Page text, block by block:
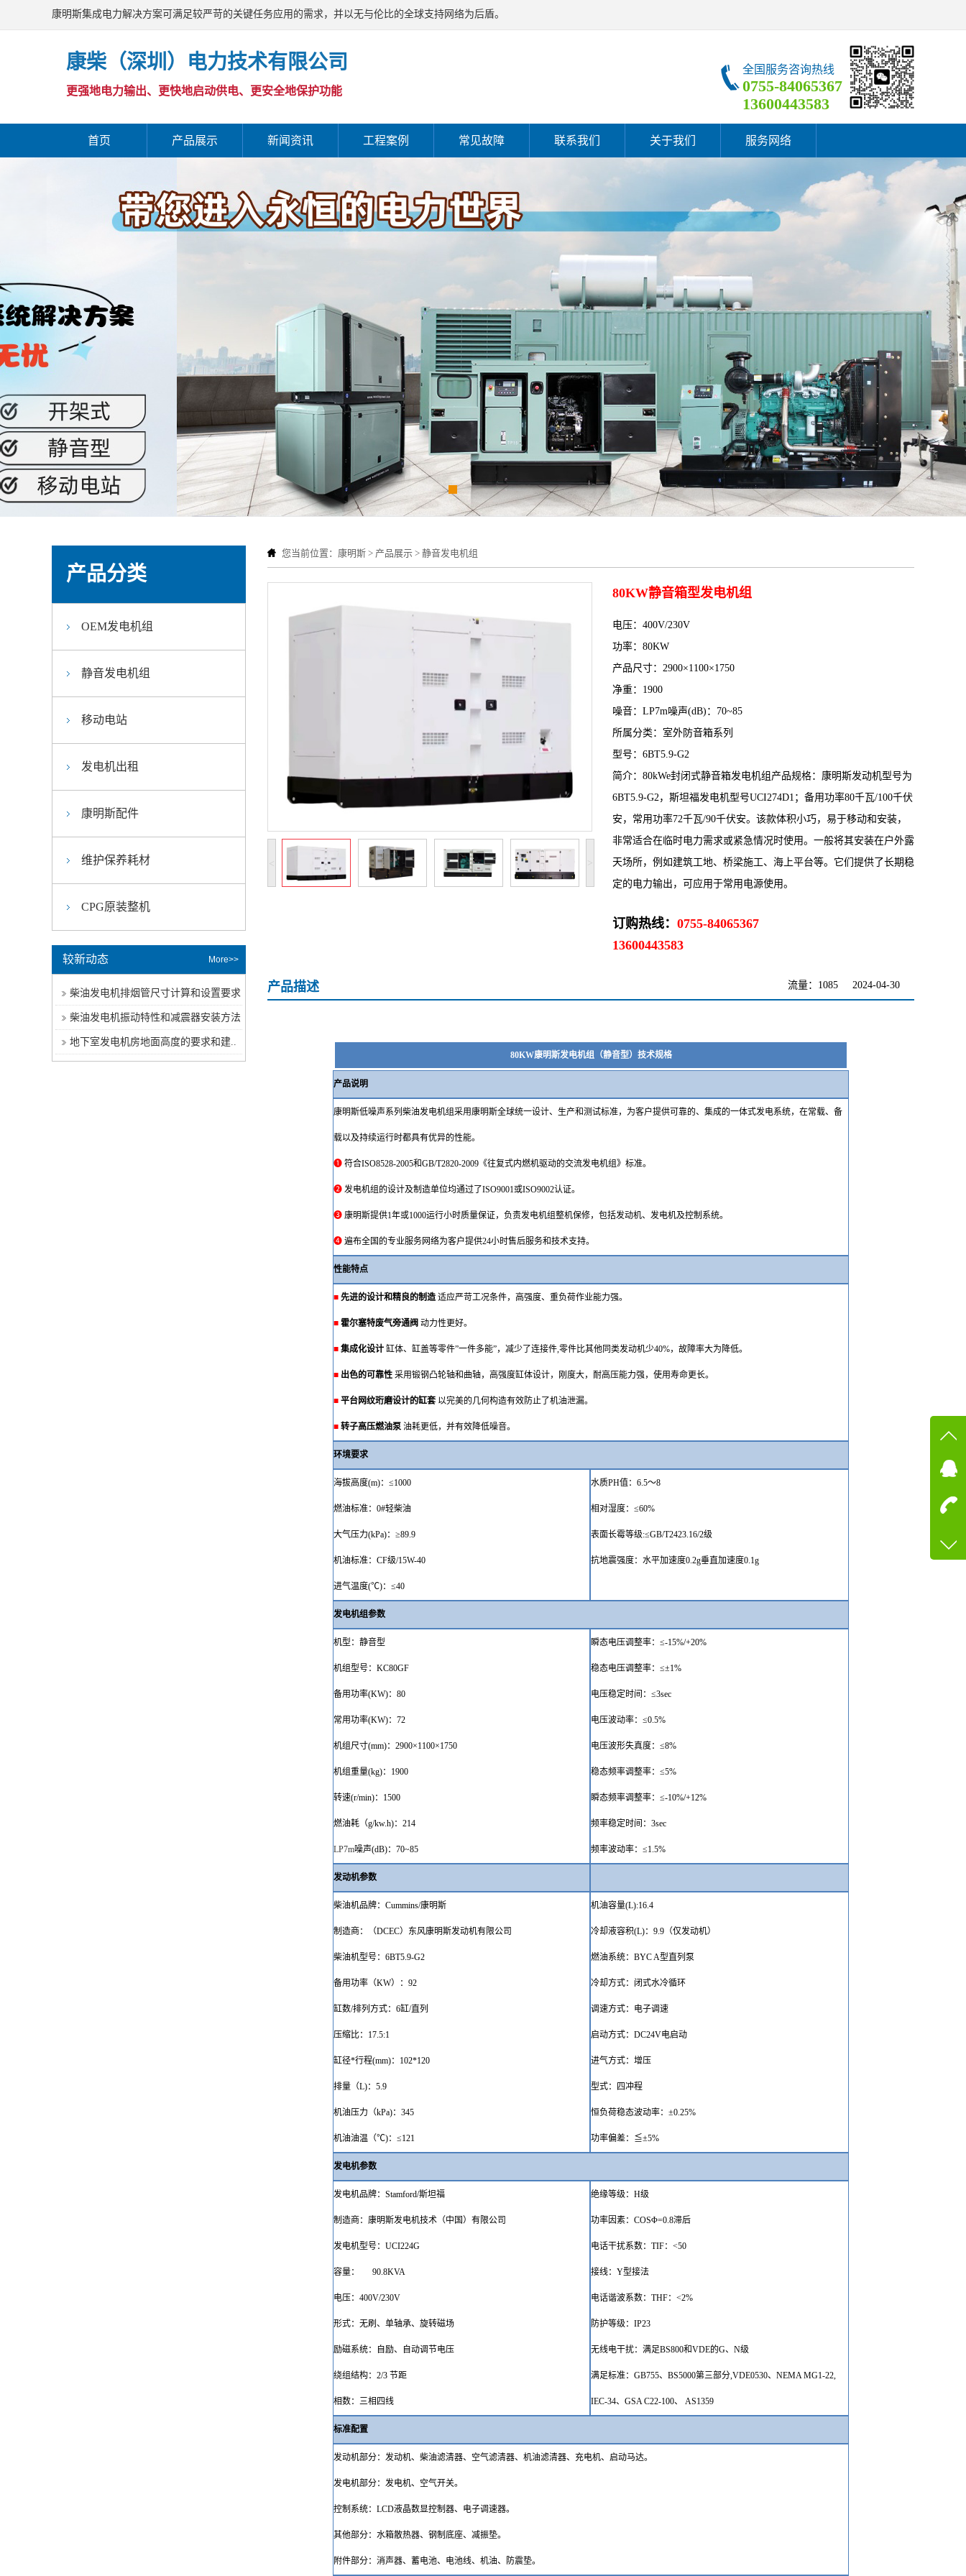
康明斯集成电力解决方案可满足较严苛的关键任务应用的需求，并以无与伦比的全球支持网络为后盾。
康柴（深圳）电力技术有限公司
更强地电力输出、更快地启动供电、更安全地保护功能
全国服务咨询热线
0755-84065367
13600443583
首页 产品展示 新闻资讯 工程案例 常见故障 联系我们 关于我们 服务网络
您当前位置： 康明斯 > 产品展示 > 静音发电机组
< >
80KW静音箱型发电机组
电压：400V/230V
功率：80KW
产品尺寸：2900×1100×1750
净重：1900
噪音：LP7m噪声(dB)：70~85
所属分类：室外防音箱系列
型号：6BT5.9-G2
简介：80kWe封闭式静音箱发电机组产品规格：康明斯发动机型号为
6BT5.9-G2，斯坦福发电机型号UCI274D1；备用功率80千瓦/100千伏
安，常用功率72千瓦/90千伏安。该款体积小巧，易于移动和安装，
非常适合在临时电力需求或紧急情况时使用。一般将其安装在户外露
天场所，例如建筑工地、桥梁施工、海上平台等。它们提供了长期稳
定的电力输出，可应用于常用电源使用。
订购热线： 0755-84065367
13600443583
产品描述 2024-04-30
流量：1085
80KW康明斯发电机组（静音型）技术规格
产品说明
康明斯低噪声系列柴油发电机组采用康明斯全球统一设计、生产和测试标准，为客户提供可靠的、集成的一体式发电系统，在常载、备
载以及持续运行时都具有优异的性能。
➊ 符合ISO8528-2005和GB/T2820-2009《往复式内燃机驱动的交流发电机组》标准。
➋ 发电机组的设计及制造单位均通过了ISO9001或ISO9002认证。
➌ 康明斯提供1年或1000运行小时质量保证，负责发电机组整机保修，包括发动机、发电机及控制系统。
➍ 遍布全国的专业服务网络为客户提供24小时售后服务和技术支持。
性能特点
■ 先进的设计和精良的制造 适应严苛工况条件，高强度、重负荷作业能力强。
■ 霍尔塞特废气旁通阀 动力性更好。
■ 集成化设计 缸体、缸盖等零件”一件多能”，减少了连接件,零件比其他同类发动机少40%，故障率大为降低。
■ 出色的可靠性 采用锻钢凸轮轴和曲轴，高强度缸体设计，刚度大，耐高压能力强，使用寿命更长。
■ 平台网纹珩磨设计的缸套 以完美的几何构造有效防止了机油泄漏。
■ 转子高压燃油泵 油耗更低，并有效降低噪音。
环境要求
海拔高度(m)：≤1000
燃油标准：0#轻柴油
大气压力(kPa)：≥89.9
机油标准：CF级/15W-40
进气温度(℃)：≤40
水质PH值：6.5～8
相对湿度：≤60%
表面长霉等级:≤GB/T2423.16/2级
抗地震强度：水平加速度0.2g垂直加速度0.1g
发电机组参数
机型：静音型
机组型号：KC80GF
备用功率(KW)：80
常用功率(KW)：72
机组尺寸(mm)：2900×1100×1750
机组重量(kg)： 1900
转速(r/min)： 1500
燃油耗（g/kw.h)：214
LP7m噪声(dB)：70~85
瞬态电压调整率：≤-15%/+20%
稳态电压调整率：≤±1%
电压稳定时间：≤3sec
电压波动率：≤0.5%
电压波形失真度：≤8%
稳态频率调整率：≤5%
瞬态频率调整率：≤-10%/+12%
频率稳定时间：3sec
频率波动率：≤1.5%
发动机参数
柴油机品牌：Cummins/康明斯
制造商：（DCEC）东风康明斯发动机有限公司
柴油机型号：6BT5.9-G2
备用功率（KW）：92
缸数/排列方式：6缸/直列
压缩比： 17.5:1
缸径*行程(mm)： 102*120
排量（L)：5.9
机油压力（kPa)：345
机油油温（℃)：≤121
机油容量(L):16.4
冷却液容积(L)：9.9（仅发动机）
燃油系统：BYC A型直列泵
冷却方式： 闭式水冷循环
调速方式：电子调速
启动方式：DC24V电启动
进气方式：增压
型式： 四冲程
恒负荷稳态波动率：±0.25%
功率偏差： ≦±5%
发电机参数
发电机品牌：Stamford/斯坦福
制造商：康明斯发电机技术（中国）有限公司
发电机型号：UCI224G
容量： 90.8KVA
电压：400V/230V
形式：无刷、单轴承、旋转磁场
励磁系统： 自励、自动调节电压
绕组结构：2/3 节距
相数：三相四线
绝缘等级：H级
功率因素：COSΦ=0.8滞后
电话干扰系数：TIF：<50
接线：Y型接法
电话谐波系数：THF：<2%
防护等级 ：IP23
无线电干扰：满足BS800和VDE的G、N级
满足标准：GB755、BS5000第三部分,VDE0530、NEMA MG1-22,
IEC-34、GSA C22-100、 AS1359
标准配置
发动机部分：发动机、柴油滤清器、空气滤清器、机油滤清器、充电机、启动马达。
发电机部分：发电机、空气开关。
控制系统：LCD液晶数显控制器、电子调速器。
其他部分：水箱散热器、钢制底座、减振垫。
附件部分：消声器、蓄电池、电池线、机油、防震垫。
产品分类
OEM发电机组
静音发电机组
移动电站
发电机出租
康明斯配件
维护保养耗材
CPG原装整机
较新动态 More>>
柴油发电机排烟管尺寸计算和设置要求
柴油发电机振动特性和减震器安装方法
地下室发电机房地面高度的要求和建..